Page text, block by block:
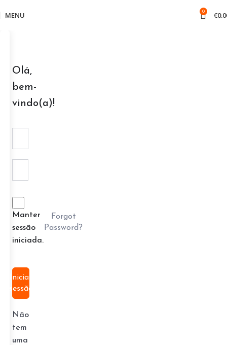
MENU 0 €
Olá,
bem-
vindo(a)!
Manter
sessão
iniciada.
Forgot
Password?
Iniciar
sessão
Não
tem
uma